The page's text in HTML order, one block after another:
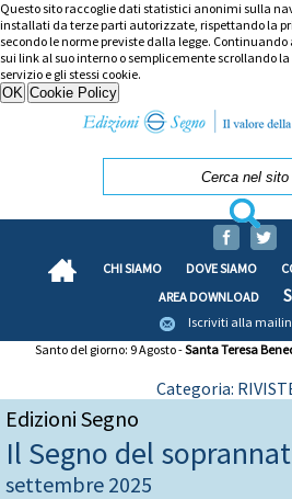
Questo sito raccoglie dati statistici anonimi sulla
installati da terze parti autorizzate, rispettando la
secondo le norme previste dalla legge.
sui link al suo interno o semplicemente scrollando
servizio e gli stessi cookie.
CHI SIAMO DOVE SIAMO
AREA DOWNLOAD
Iscriviti alla
Santo del giorno: 9 Agosto -Santa Teresa
Categoria:
Edizioni Segno
Il Segno del
settembre 2025